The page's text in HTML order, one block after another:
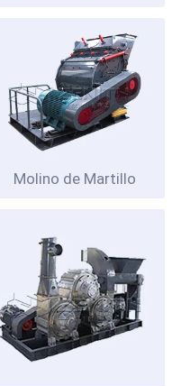
Molino de Martillo